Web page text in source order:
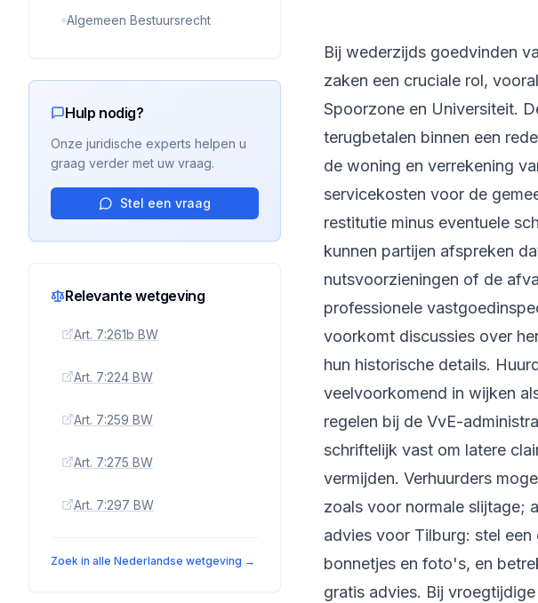
Algemeen Bestuursrecht
Hulp nodig?
Onze juridische experts helpen u
graag verder met uw vraag.
Stel een vraag
Relevante wetgeving
Art. 7:261b BW
Art. 7:224 BW
Art. 7:259 BW
Art. 7:275 BW
Art. 7:297 BW
Zoek in alle Nederlandse wetgeving →
Bij wederzijds goedvinden
zaken een cruciale rol,
Spoorzone en Universiteit.
terugbetalen binnen een
de woning en verrekening
servicekosten voor de
restitutie minus eventuele
kunnen partijen afspreken
nutsvoorzieningen of de
professionele
voorkomt discussies over
hun historische details.
veelvoorkomend in wijken
regelen bij de VvE-
schriftelijk vast om latere
vermijden. Verhuurders
zoals voor normale slijtage;
advies voor Tilburg: stel
bonnetjes en foto's, en
gratis advies. Bij